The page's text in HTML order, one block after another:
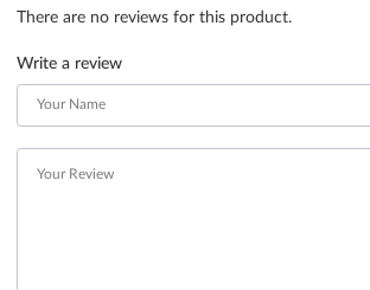
There are no reviews for this product.
Write a review